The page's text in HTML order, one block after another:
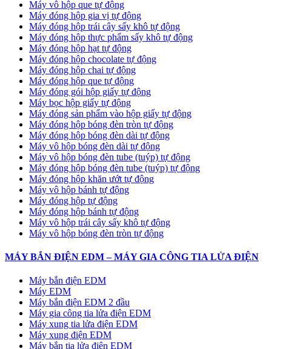
Máy vô hộp que tự động
Máy đóng hộp gia vị tự động
Máy đóng hộp trái cây sấy khô tự động
Máy đóng hộp thực phẩm sấy khô tự động
Máy đóng hộp hạt tự động
Máy đóng hộp chocolate tự động
Máy đóng hộp chai tự động
Máy đóng hộp que tự động
Máy đóng gói hộp giấy tự động
Máy bọc hộp giấy tự động
Máy đóng sản phẩm vào hộp giấy tự động
Máy đóng hộp bóng đèn tròn tự động
Máy đóng hộp bóng đèn dài tự động
Máy vô hộp bóng đèn dài tự động
Máy vô hộp bóng đèn tube (tuýp) tự động
Máy đóng hộp bóng đèn tube (tuýp) tự động
Máy đóng hộp khăn ướt tự động
Máy vô hộp bánh tự động
Máy đóng hộp tự động
Máy đóng hộp bánh tự động
Máy vô hộp trái cây sấy khô tự động
Máy vô hộp bóng đèn tròn tự động
MÁY BẮN ĐIỆN EDM – MÁY GIA CÔNG TIA LỬA ĐIỆN
Máy bắn điện EDM
Máy EDM
Máy bắn điện EDM 2 đầu
Máy gia công tia lửa điện EDM
Máy xung tia lửa điện EDM
Máy xung điện EDM
Máy bắn tia lửa điện EDM